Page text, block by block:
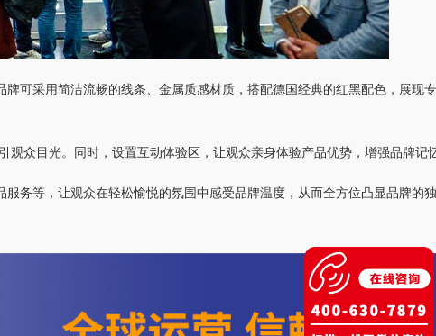
可采用简洁流畅的线条、金属质感材质，搭配德国经典的红黑配色，展现
众目光。同时，设置互动体验区，让观众亲身体验产品优势，增强品牌记
务等，让观众在轻松愉悦的氛围中感受品牌温度，从而全方位凸显品牌的